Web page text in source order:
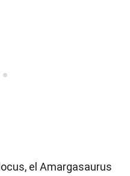
el Amargasaurus